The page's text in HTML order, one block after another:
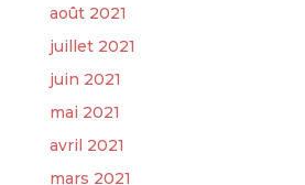
août 2021
juillet 2021
juin 2021
mai 2021
avril 2021
mars 2021